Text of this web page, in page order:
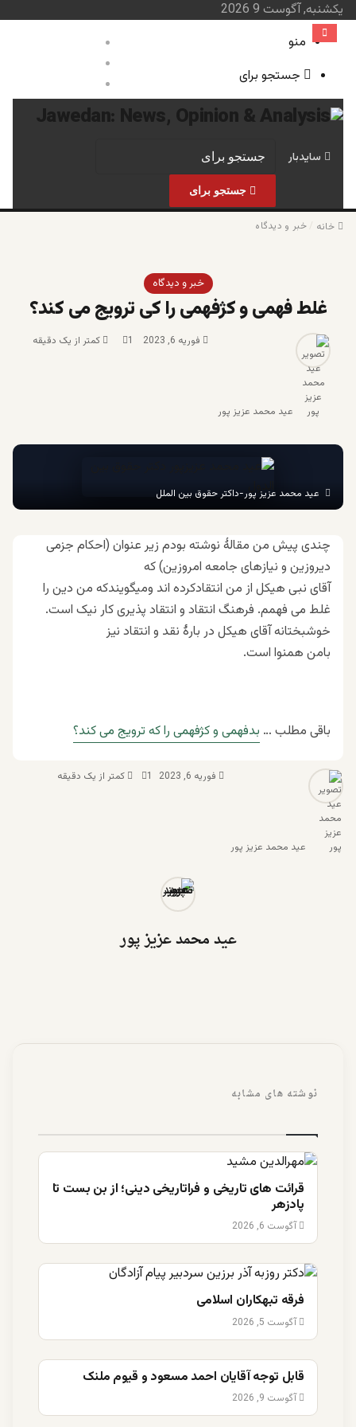
یکشنبه, آگوست 9 2026
منو
جستجو برای
صفحه نخست
سایدبار
جستجو برای
خانه خبر و دیدگاه
خبر و دیدگاه
غلط فهمی و کژفهمی را کی ترویج می کند؟
عید محمد عزیز پور
فوریه 6, 2023 1 کمتر از یک دقیقه
عید محمد عزیز پور-داکتر حقوق بین الملل
چندی پیش من مقالۀ نوشته بودم زیر عنوان (احکام جزمی
دیروزین و نیازهای جامعه امروزین) که
آقای نبی هیکل از من انتقادکرده اند ومیگویندکه من دین را
غلط می فهمم. فرهنگ انتقاد و انتقاد پذیری کار نیک است.
خوشبختانه آقای هیکل در بارۀ نقد و انتقاد نیز
بامن همنوا است.
باقی مطلب … بدفهمی و کژفهمی را که ترویج می کند؟
عید محمد عزیز پور
فوریه 6, 2023 1 کمتر از یک دقیقه
عید محمد عزیز پور
نوشته های مشابه
قرائت های تاریخی و فراتاریخی دینی؛ از بن بست تا
پادزهر
آگوست 6, 2026
فرقه تبهکاران اسلامی
آگوست 5, 2026
قابل توجه آقایان احمد مسعود و قیوم ملنک
آگوست 9, 2026